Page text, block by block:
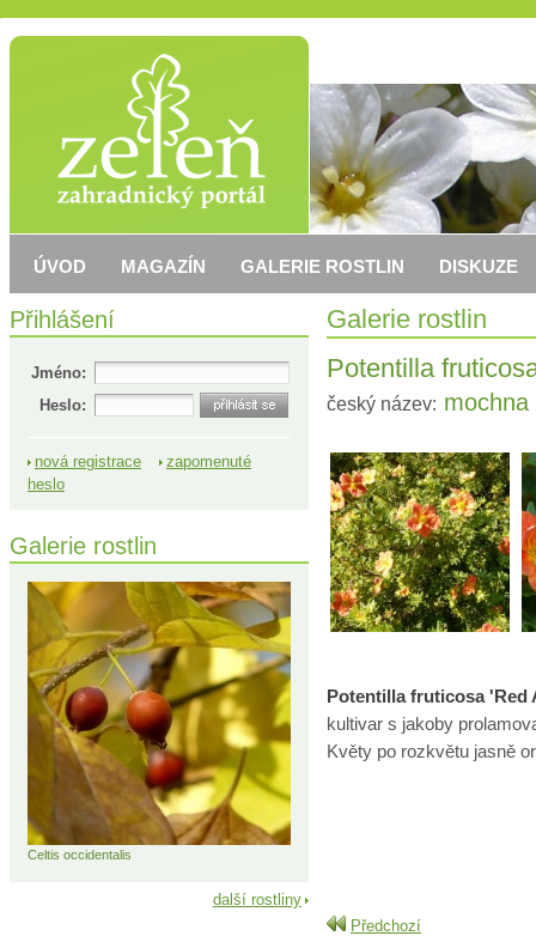
Galerie rostlin
Potentilla
český název: mochna
Potentilla fruticosa 'Red
kultivar s jakoby
Květy po rozkvětu jasně
Předchozí
Přihlášení
Jméno:
Heslo:
nová registrace
zapomenuté
heslo
Galerie rostlin
Celtis occidentalis
další rostliny
ÚVOD MAGAZÍN GALERIE ROSTLIN DISKUZE